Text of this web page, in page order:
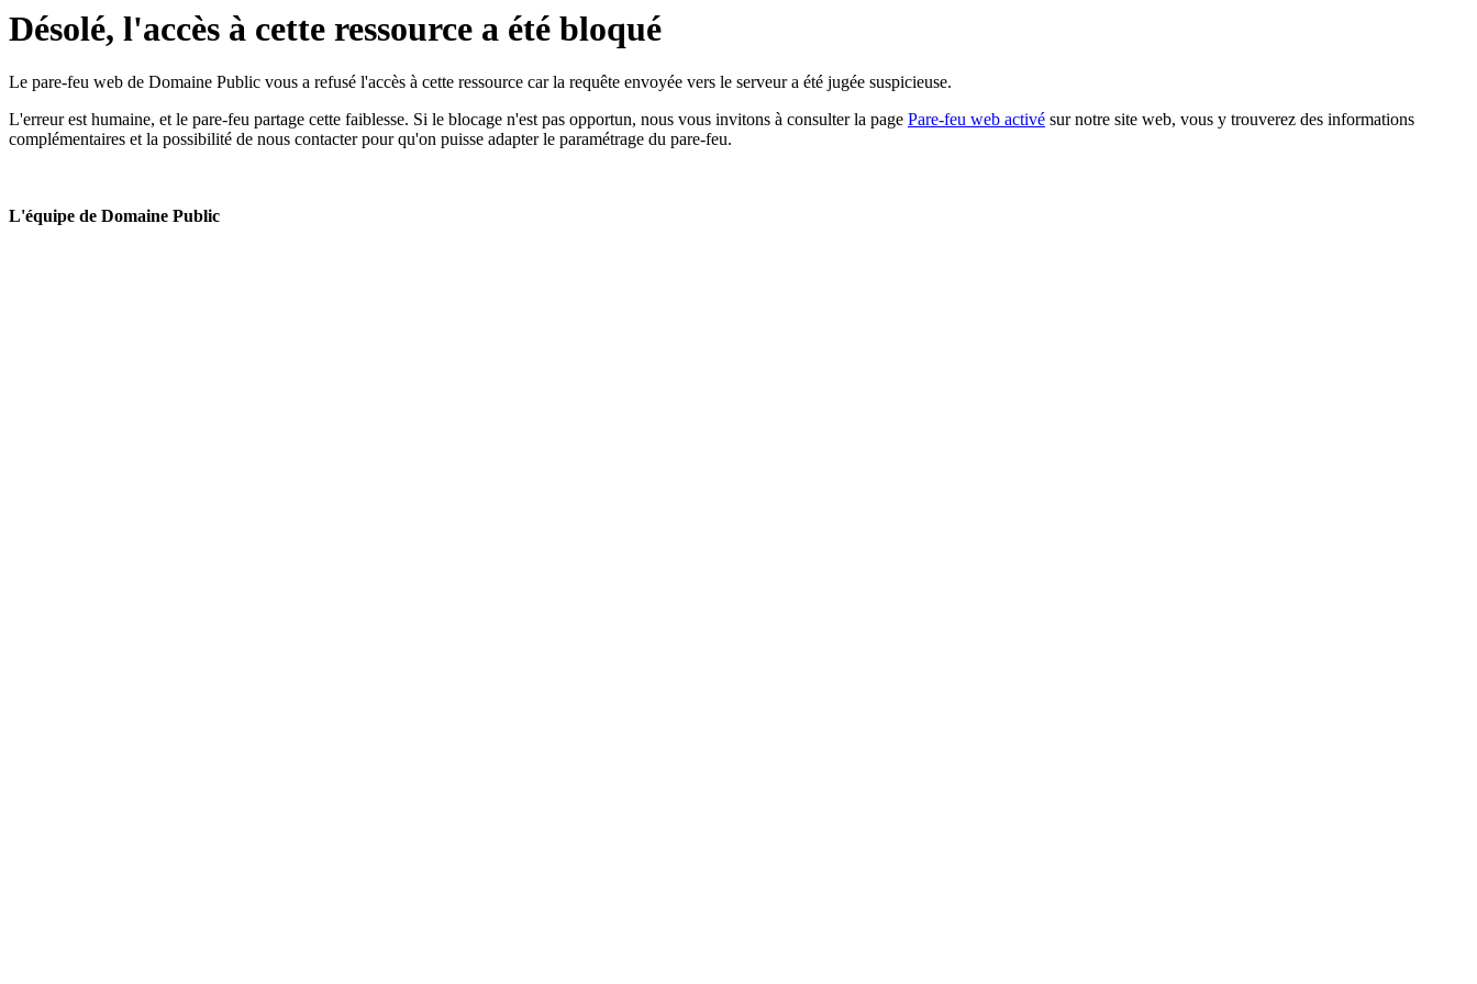
Désolé, l'accès à cette ressource a été bloqué
Le pare-feu web de Domaine Public vous a refusé l'accès à cette ressource car la requête envoyée vers le serveur a été jugée suspicieuse.
L'erreur est humaine, et le pare-feu partage cette faiblesse. Si le blocage n'est pas opportun, nous vous invitons à consulter la page Pare-feu web activé sur notre site web, vous y trouverez des informations
complémentaires et la possibilité de nous contacter pour qu'on puisse adapter le paramétrage du pare-feu.
L'équipe de Domaine Public